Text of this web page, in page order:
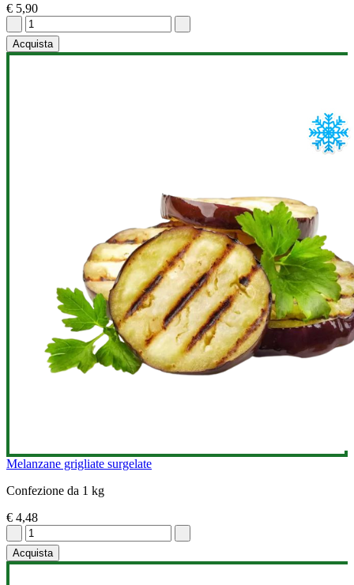
€ 5,90
Acquista
Melanzane grigliate surgelate
Confezione da 1 kg
€ 4,48
Acquista